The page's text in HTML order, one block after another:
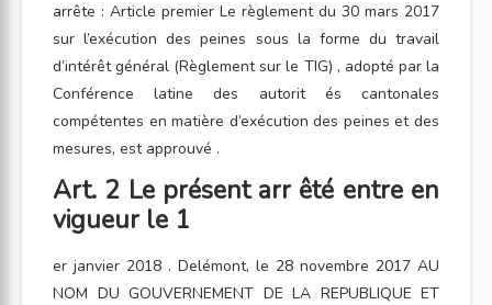
arrête : Article premier Le règlement du 30 mars 2017
sur l’exécution des peines sous la forme du travail
d’intérêt général (Règlement sur le TIG) , adopté par la
Conférence latine des autorit és cantonales
compétentes en matière d’exécution des peines et des
mesures, est approuvé .
Art. 2 Le présent arr êté entre en
vigueur le 1
er janvier 2018 . Delémont, le 28 novembre 2017 AU
NOM DU GOUVERNEMENT DE LA REPUBLIQUE ET